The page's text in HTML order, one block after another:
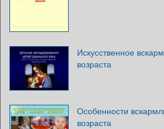
Искусственное
возраста
Особенности
возраста